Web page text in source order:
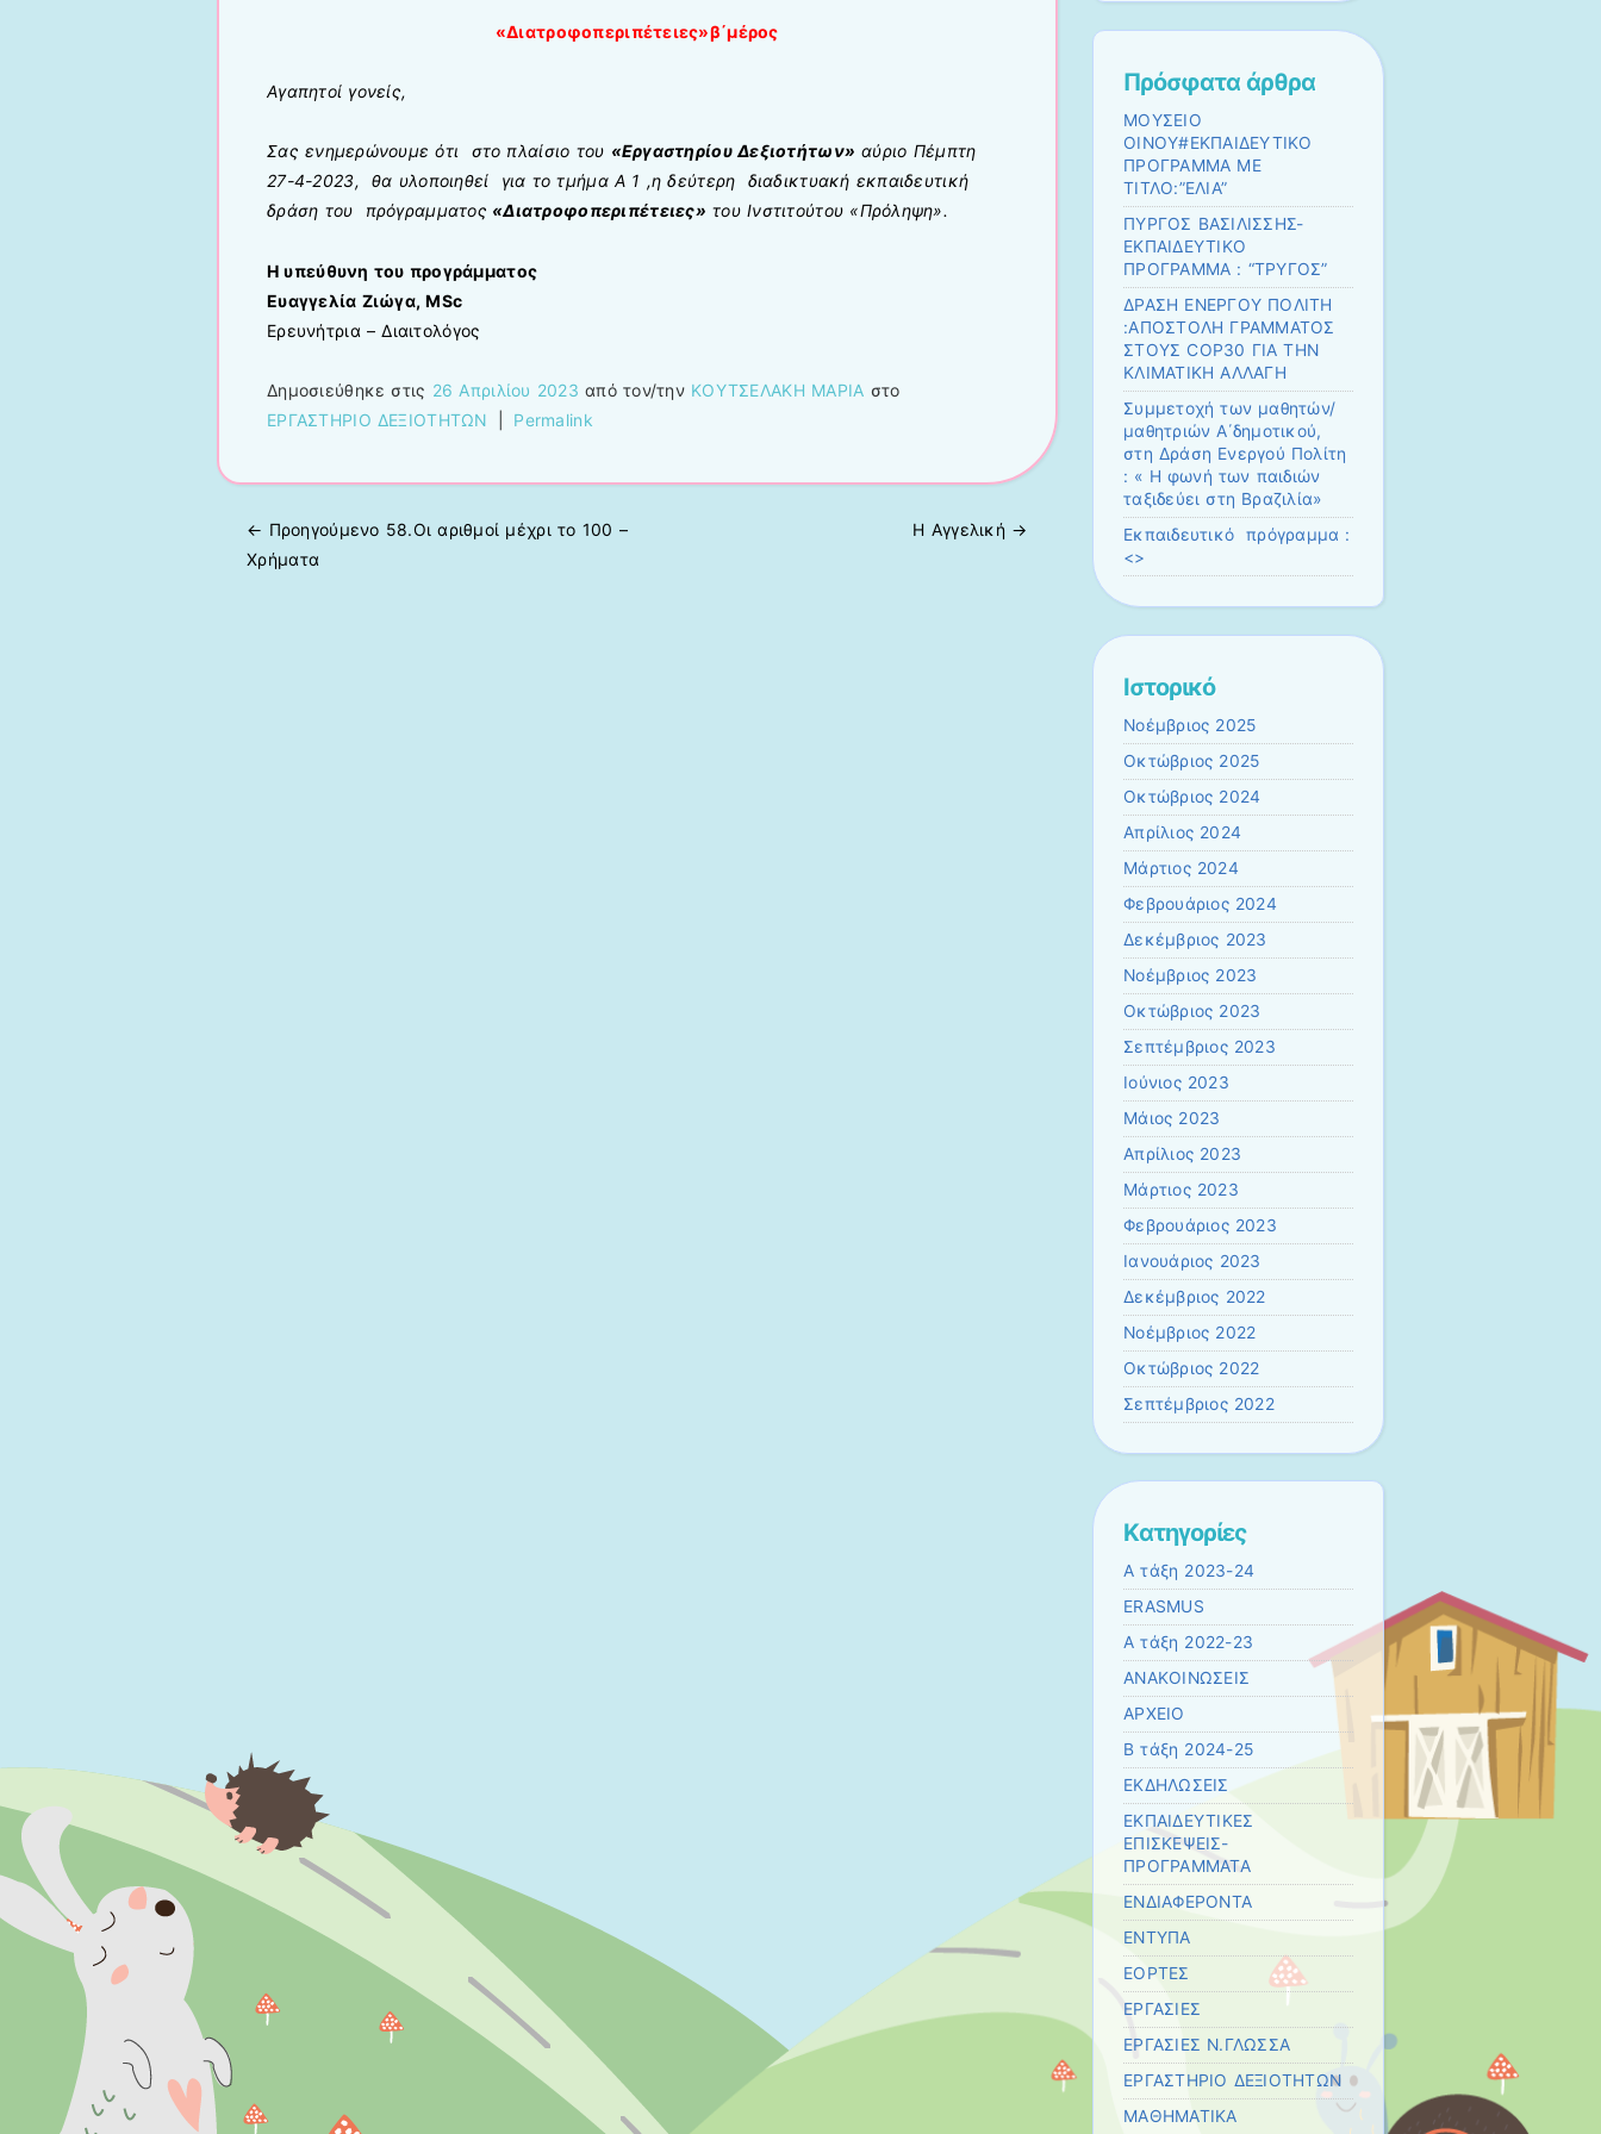
«Διατροφοπεριπέτειες»β΄μέρος
Αγαπητοί γονείς,
Σας ενημερώνουμε ότι στο πλαίσιο του «Εργαστηρίου Δεξιοτήτων» αύριο Πέμπτη
27-4-2023, θα υλοποιηθεί για το τμήμα Α 1 ,η δεύτερη διαδικτυακή εκπαιδευτική
δράση του πρόγραμματος «Διατροφοπεριπέτειες» του Ινστιτούτου «Πρόληψη».
Η υπεύθυνη του προγράμματος
Eυαγγελία Ζιώγα, MSc
Eρευνήτρια – Διαιτολόγος
Δημοσιεύθηκε στις 26 Απριλίου 2023 από τον/την ΚΟΥΤΣΕΛΑΚΗ ΜΑΡΙΑ στο
ΕΡΓΑΣΤΗΡΙΟ ΔΕΞΙΟΤΗΤΩΝ
Permalink
Πλοήγηση άρθρων
← Προηγούμενo 58.Oι αριθμοί μέχρι το 100 –
Χρήματα
Η Αγγελική →
Πρόσφατα άρθρα
ΜΟΥΣΕΙΟ
ΟΙΝΟΥ#ΕΚΠΑΙΔΕΥΤΙΚΟ
ΠΡΟΓΡΑΜΜΑ ΜΕ
ΤΙΤΛΟ:”ΕΛΙΑ”
ΠΥΡΓΟΣ ΒΑΣΙΛΙΣΣΗΣ-
ΕΚΠΑΙΔΕΥΤΙΚΟ
ΠΡΟΓΡΑΜΜΑ : “ΤΡΥΓΟΣ”
ΔΡΑΣΗ ΕΝΕΡΓΟΥ ΠΟΛΙΤΗ
:ΑΠΟΣΤΟΛΗ ΓΡΑΜΜΑΤΟΣ
ΣΤΟΥΣ COP30 ΓΙΑ ΤΗΝ
ΚΛΙΜΑΤΙΚΗ ΑΛΛΑΓΗ
Συμμετοχή των μαθητών/
μαθητριών Α΄δημοτικού,
στη Δράση Ενεργού Πολίτη
: « Η φωνή των παιδιών
ταξιδεύει στη Βραζιλία»
Εκπαιδευτικό πρόγραμμα :
<>
Ιστορικό
Νοέμβριος 2025
Οκτώβριος 2025
Οκτώβριος 2024
Απρίλιος 2024
Μάρτιος 2024
Φεβρουάριος 2024
Δεκέμβριος 2023
Νοέμβριος 2023
Οκτώβριος 2023
Σεπτέμβριος 2023
Ιούνιος 2023
Μάιος 2023
Απρίλιος 2023
Μάρτιος 2023
Φεβρουάριος 2023
Ιανουάριος 2023
Δεκέμβριος 2022
Νοέμβριος 2022
Οκτώβριος 2022
Σεπτέμβριος 2022
Kατηγορίες
A τάξη 2023-24
ERASMUS
Α τάξη 2022-23
ΑΝΑΚΟΙΝΩΣΕΙΣ
ΑΡΧΕΙΟ
Β τάξη 2024-25
ΕΚΔΗΛΩΣΕΙΣ
ΕΚΠΑΙΔΕΥΤΙΚΕΣ
ΕΠΙΣΚΕΨΕΙΣ-
ΠΡΟΓΡΑΜΜΑΤΑ
ΕΝΔΙΑΦΕΡΟΝΤΑ
ΕΝΤΥΠΑ
ΕΟΡΤΕΣ
ΕΡΓΑΣΙΕΣ
ΕΡΓΑΣΙΕΣ Ν.ΓΛΩΣΣΑ
ΕΡΓΑΣΤΗΡΙΟ ΔΕΞΙΟΤΗΤΩΝ
ΜΑΘΗΜΑΤΙΚΑ